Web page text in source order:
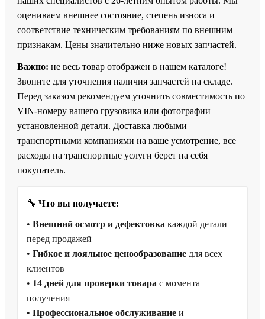
оцениваем внешнее состояние, степень износа и
соответствие техническим требованиям по внешним
признакам. Цены значительно ниже новых запчастей.
Важно: не весь товар отображен в нашем каталоге!
Звоните для уточнения наличия запчастей на складе.
Перед заказом рекомендуем уточнить совместимость по
VIN-номеру вашего грузовика или фотографии
установленной детали. Доставка любыми
транспортными компаниями на ваше усмотрение, все
расходы на транспортные услуги берет на себя
покупатель.
🔧 Что вы получаете:
• Внешний осмотр и дефектовка каждой детали
перед продажей
• Гибкое и лояльное ценообразование для всех
клиентов
• 14 дней для проверки товара с момента
получения
• Профессиональное обслуживание и